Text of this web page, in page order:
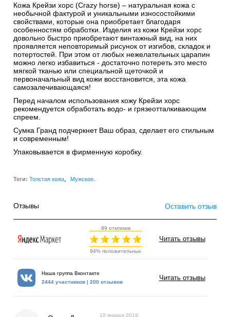
Кожа Крейзи хорс (Crazy horse) – натуральная кожа с
необычной фактурой и уникальными износостойкими
свойствами, которые она приобретает благодаря
особенностям обработки. Изделия из кожи Крейзи хорс
довольно быстро приобретают винтажный вид, на них
проявляется неповторимый рисунок от изгибов, складок и
потертостей. При этом от любых нежелательных царапин
можно легко избавиться - достаточно потереть это место
мягкой тканью или специальной щеточкой и
первоначальный вид кожи восстановится, эта кожа
самозалечивающаяся!
Перед началом использования кожу Крейзи хорс
рекомендуется обработать водо- и грязеотталкивающим
спреем.
Сумка Гранд подчеркнет Ваш образ, сделает его стильным
и современным!
Упаковывается в фирменную коробку.
Теги: Толстая кожа Мужское.
Отзывы Оставить отзыв
99 откликов
94% положительных
Читать отзывы
Наша группа Вконтакте
2444 участников | 200 отзывов
Читать отзывы
10 января 2018